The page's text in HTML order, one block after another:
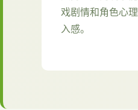
戏剧情和角色心
入感。